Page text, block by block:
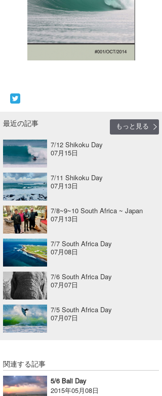
最近の記事
もっと見る
7/12 Shikoku Day
07月15日
7/11 Shikoku Day
07月13日
7/8~9~10 South Africa ~ Japan
07月13日
7/7 South Africa Day
07月08日
7/6 South Africa Day
07月07日
7/5 South Africa Day
07月07日
関連する記事
5/6 Bali Day
2015年05月08日